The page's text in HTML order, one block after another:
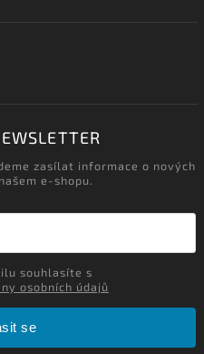
zasílat informace o nových
e-shopu.
osobních údajů
se